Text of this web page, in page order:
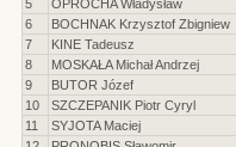
5
OPROCHA Władysław
6
BOCHNAK Krzysztof Zbigniew
7
KINE Tadeusz
8
MOSKAŁA Michał Andrzej
9
BUTOR Józef
10
SZCZEPANIK Piotr Cyryl
11
SYJOTA Maciej